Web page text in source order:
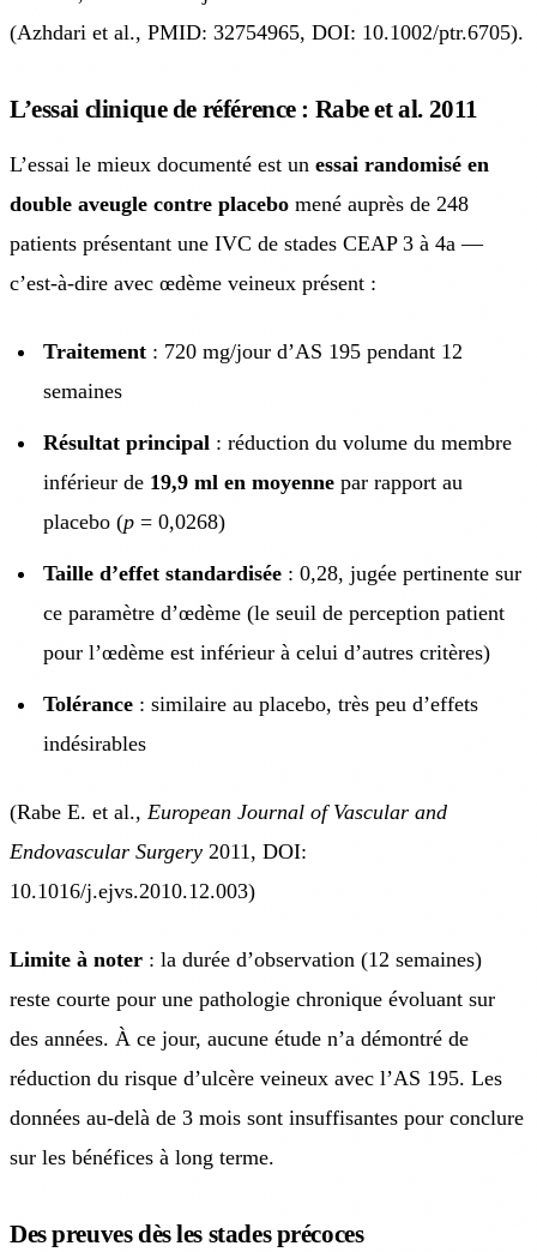
(Azhdari et al., PMID: 32754965, DOI: 10.1002/ptr.6705).
L’essai clinique de référence : Rabe et al. 2011
L’essai le mieux documenté est un essai randomisé en
double aveugle contre placebo mené auprès de 248
patients présentant une IVC de stades CEAP 3 à 4a —
c’est-à-dire avec œdème veineux présent :
Traitement : 720 mg/jour d’AS 195 pendant 12
semaines
Résultat principal : réduction du volume du membre
inférieur de 19,9 ml en moyenne par rapport au
placebo (p = 0,0268)
Taille d’effet standardisée : 0,28, jugée pertinente sur
ce paramètre d’œdème (le seuil de perception patient
pour l’œdème est inférieur à celui d’autres critères)
Tolérance : similaire au placebo, très peu d’effets
indésirables
(Rabe E. et al., European Journal of Vascular and
Endovascular Surgery 2011, DOI:
10.1016/j.ejvs.2010.12.003)
Limite à noter : la durée d’observation (12 semaines)
reste courte pour une pathologie chronique évoluant sur
des années. À ce jour, aucune étude n’a démontré de
réduction du risque d’ulcère veineux avec l’AS 195. Les
données au-delà de 3 mois sont insuffisantes pour conclure
sur les bénéfices à long terme.
Des preuves dès les stades précoces